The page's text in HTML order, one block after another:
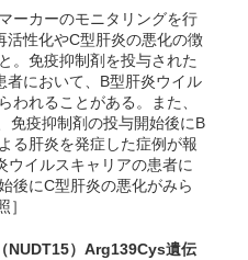
ーカーのモニタリングを行
活性化やC型肝炎の悪化の徴
。免疫抑制剤を投与された
者において、B型肝炎ウイル
われることがある。また、
免疫抑制剤の投与開始後にB
る肝炎を発症した症例が報
ウイルスキャリアの患者に
後にC型肝炎の悪化がみら
）Arg139Cys遺伝